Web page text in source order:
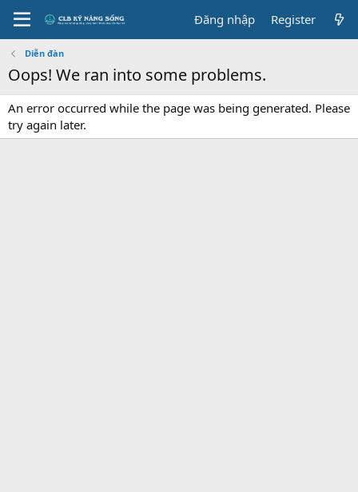
Đăng nhập Register
Diễn đàn
Oops! We ran into some problems.
An error occurred while the page was being generated. Please
try again later.